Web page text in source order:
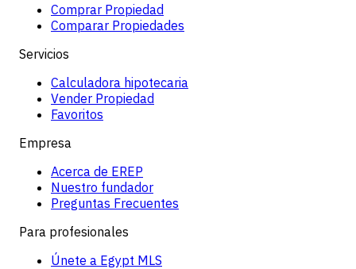
Comprar Propiedad
Comparar Propiedades
Servicios
Calculadora hipotecaria
Vender Propiedad
Favoritos
Empresa
Acerca de EREP
Nuestro fundador
Preguntas Frecuentes
Para profesionales
Únete a Egypt MLS